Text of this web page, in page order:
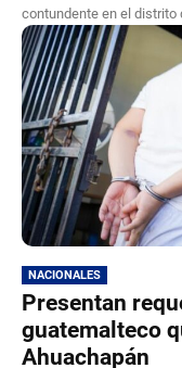
contundente en el distrito
NACIONALES
Presentan
guatemalteco
Ahuachapán